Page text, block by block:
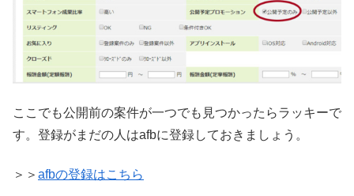
ここでも公開前の案件が一つでも見つかったらラッキーで
す。登録がまだの人はafbに登録しておきましょう。
＞＞ afbの登録はこちら